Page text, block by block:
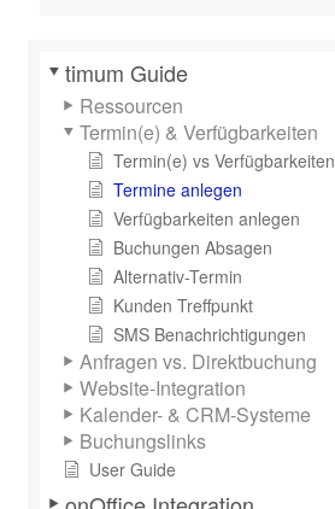
timum Guide
Ressourcen
Termin(e) & Verfügbarkeiten
Termin(e) vs Verfügbarkeiten
Termine anlegen
Verfügbarkeiten anlegen
Buchungen Absagen
Alternativ-Termin
Kunden Treffpunkt
SMS Benachrichtigungen
Anfragen vs. Direktbuchung
Website-Integration
Kalender- & CRM-Systeme
Buchungslinks
User Guide